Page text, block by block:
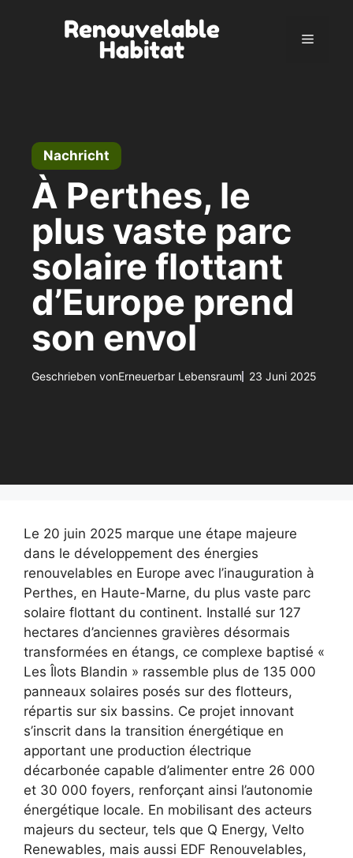
Menü
Nachricht
À Perthes, le
plus vaste parc
solaire flottant
d’Europe prend
son envol
Geschrieben vonErneuerbar Lebensraum 23 Juni 2025
Le 20 juin 2025 marque une étape majeure
dans le développement des énergies
renouvelables en Europe avec l’inauguration à
Perthes, en Haute-Marne, du plus vaste parc
solaire flottant du continent. Installé sur 127
hectares d’anciennes gravières désormais
transformées en étangs, ce complexe baptisé «
Les Îlots Blandin » rassemble plus de 135 000
panneaux solaires posés sur des flotteurs,
répartis sur six bassins. Ce projet innovant
s’inscrit dans la transition énergétique en
apportant une production électrique
décarbonée capable d’alimenter entre 26 000
et 30 000 foyers, renforçant ainsi l’autonomie
énergétique locale. En mobilisant des acteurs
majeurs du secteur, tels que Q Energy, Velto
Renewables, mais aussi EDF Renouvelables,